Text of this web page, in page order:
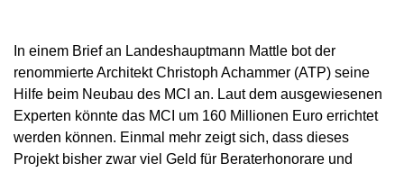
In einem Brief an Landeshauptmann Mattle bot der
renommierte Architekt Christoph Achammer (ATP) seine
Hilfe beim Neubau des MCI an. Laut dem ausgewiesenen
Experten könnte das MCI um 160 Millionen Euro errichtet
werden können. Einmal mehr zeigt sich, dass dieses
Projekt bisher zwar viel Geld für Beraterhonorare und